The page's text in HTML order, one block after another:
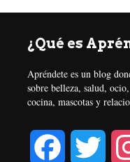
¿Qué es
Apréndete es un blog
sobre belleza, salud,
cocina, mascotas y